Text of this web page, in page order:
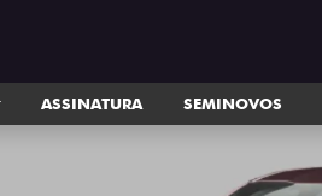
ASSINATURA SEMINOVOS